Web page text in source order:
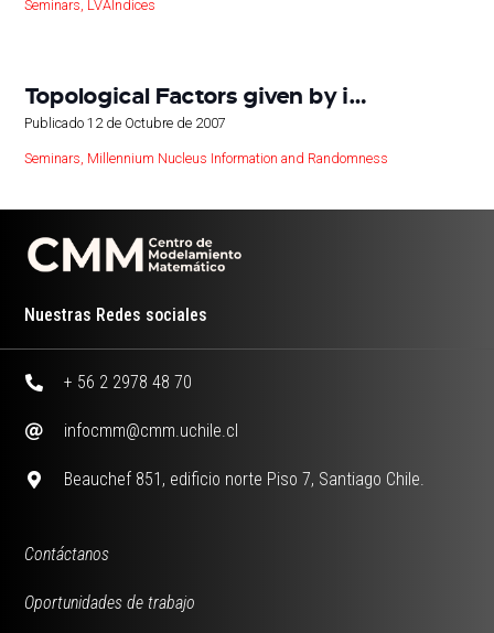
Seminars LVAIndices
Topological Factors given by i…
Publicado12 de Octubre de 2007
Seminars, Millennium Nucleus Information and Randomness
Nuestras Redes sociales
+ 56 2 2978 48 70
infocmm@cmm.uchile.cl
Beauchef 851, edificio norte Piso 7, Santiago Chile.
Contáctanos
Oportunidades de trabajo